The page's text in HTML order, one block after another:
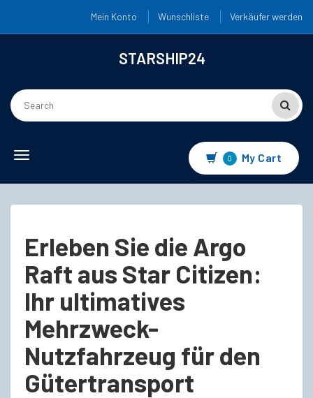
Mein Konto Wunschliste Verkäufer werden
STARSHIP24
Toggle
0 My Cart
Erleben Sie die Argo
Raft aus Star Citizen:
Ihr ultimatives
Mehrzweck-
Nutzfahrzeug für den
Gütertransport